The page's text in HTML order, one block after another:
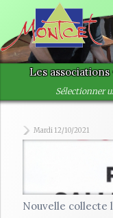
Les
Mardi 12/10/2021
Nouvelle collecte